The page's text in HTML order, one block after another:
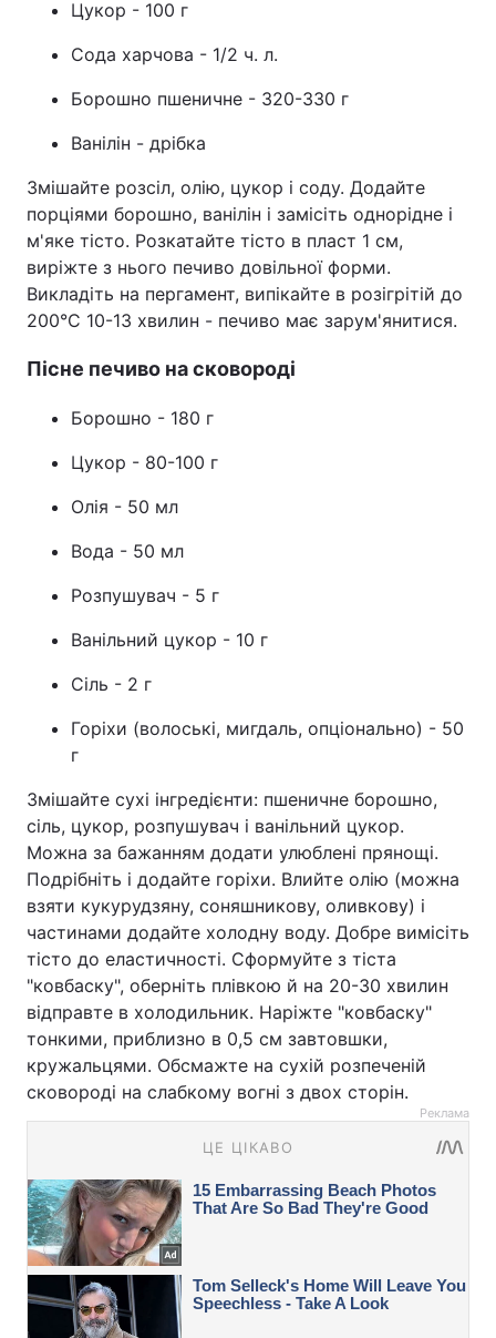
Цукор - 100 г
Сода харчова - 1/2 ч. л.
Борошно пшеничне - 320-330 г
Ванілін - дрібка
Змішайте розсіл, олію, цукор і соду. Додайте
порціями борошно, ванілін і замісіть однорідне і
м'яке тісто. Розкатайте тісто в пласт 1 см,
виріжте з нього печиво довільної форми.
Викладіть на пергамент, випікайте в розігрітій до
200°С 10-13 хвилин - печиво має зарум'янитися.
Пісне печиво на сковороді
Борошно - 180 г
Цукор - 80-100 г
Олія - 50 мл
Вода - 50 мл
Розпушувач - 5 г
Ванільний цукор - 10 г
Сіль - 2 г
Горіхи (волоські, мигдаль, опціонально) - 50
г
Змішайте сухі інгредієнти: пшеничне борошно,
сіль, цукор, розпушувач і ванільний цукор.
Можна за бажанням додати улюблені прянощі.
Подрібніть і додайте горіхи. Влийте олію (можна
взяти кукурудзяну, соняшникову, оливкову) і
частинами додайте холодну воду. Добре вимісіть
тісто до еластичності. Сформуйте з тіста
"ковбаску", оберніть плівкою й на 20-30 хвилин
відправте в холодильник. Наріжте "ковбаску"
тонкими, приблизно в 0,5 см завтовшки,
кружальцями. Обсмажте на сухій розпеченій
сковороді на слабкому вогні з двох сторін.
Реклама